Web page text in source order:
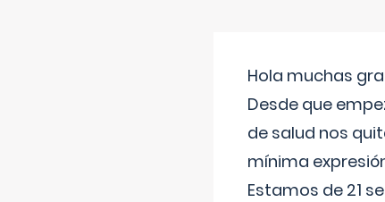
Hola muchas
Desde que
de salud nos
mínima
Estamos de 21